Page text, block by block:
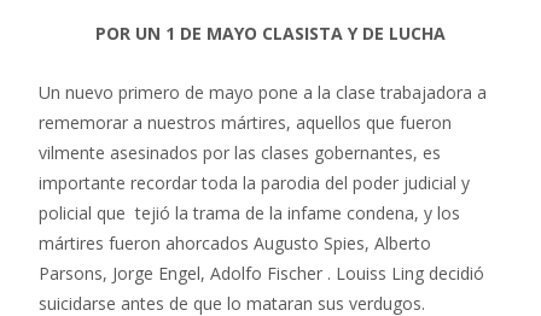
POR UN 1 DE MAYO CLASISTA Y DE LUCHA
Un nuevo primero de mayo pone a la clase trabajadora a
rememorar a nuestros mártires, aquellos que fueron
vilmente asesinados por las clases gobernantes, es
importante recordar toda la parodia del poder judicial y
policial que tejió la trama de la infame condena, y los
mártires fueron ahorcados Augusto Spies, Alberto
Parsons, Jorge Engel, Adolfo Fischer . Louiss Ling decidió
suicidarse antes de que lo mataran sus verdugos.